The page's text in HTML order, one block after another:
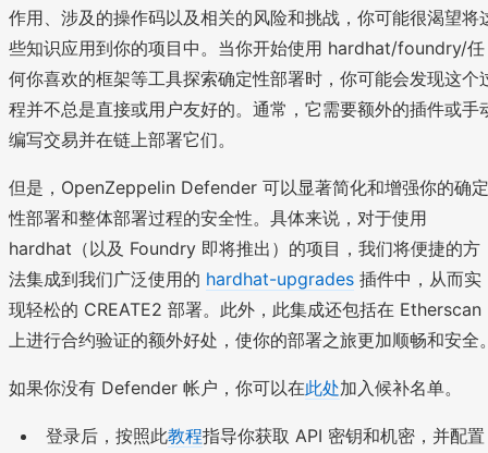
作用、涉及的操作码以及相关的风险和挑战，你可能很渴望将
些知识应用到你的项目中。当你开始使用 hardhat/foundry/任
何你喜欢的框架等工具探索确定性部署时，你可能会发现这个
程并不总是直接或用户友好的。通常，它需要额外的插件或手
编写交易并在链上部署它们。
但是，OpenZeppelin Defender 可以显著简化和增强你的确定
性部署和整体部署过程的安全性。具体来说，对于使用
hardhat（以及 Foundry 即将推出）的项目，我们将便捷的方
法集成到我们广泛使用的 hardhat-upgrades 插件中，从而实
现轻松的 CREATE2 部署。此外，此集成还包括在 Etherscan
上进行合约验证的额外好处，使你的部署之旅更加顺畅和安全
如果你没有 Defender 帐户，你可以在此处加入候补名单。
登录后，按照此教程指导你获取 API 密钥和机密，并配置